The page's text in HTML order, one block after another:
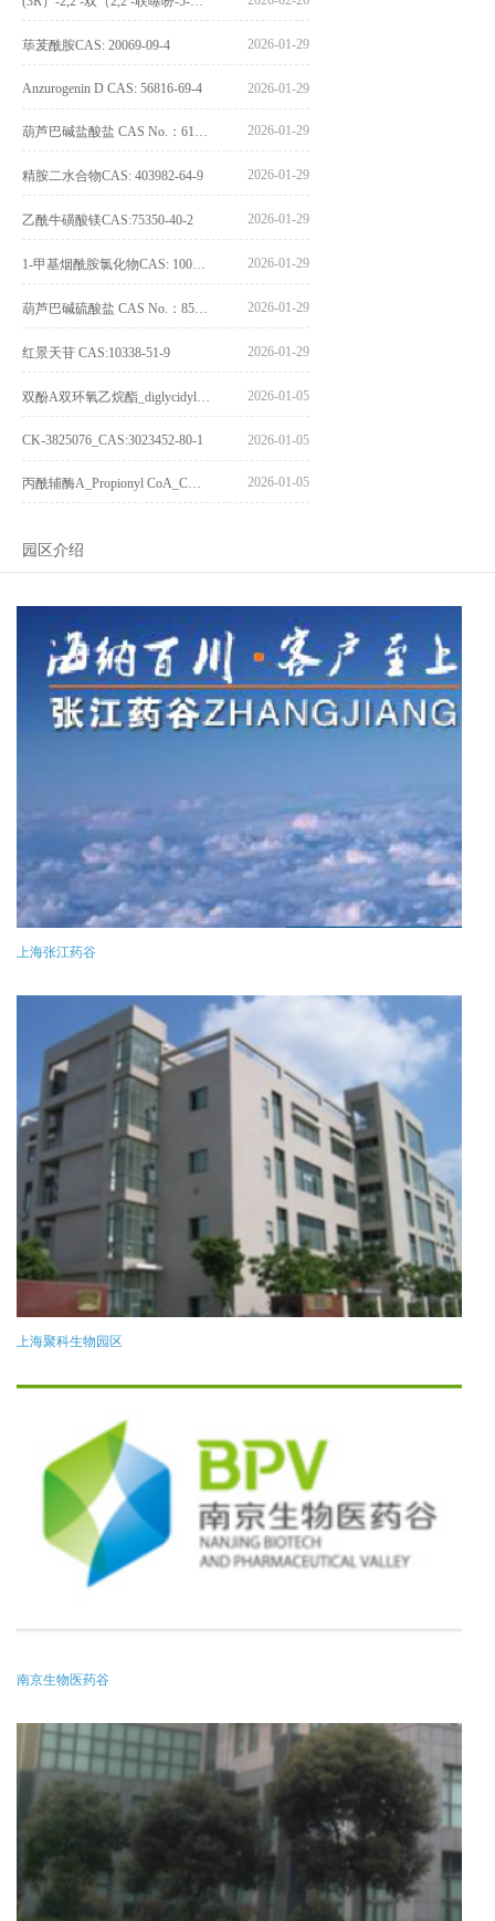
荜茇酰胺CAS: 20069-09-4 2026-01-29
Anzurogenin D CAS: 56816-69-4 2026-01-29
2026-01-29
精胺二水合物CAS: 403982-64-9 2026-01-29
乙酰牛磺酸镁CAS:75350-40-2 2026-01-29
2026-01-29
2026-01-29
红景天苷 CAS:10338-51-9 2026-01-29
2026-01-05
CK-3825076_CAS:3023452-80-1 2026-01-05
2026-01-05
园区介绍
上海张江药谷
上海聚科生物园区
南京生物医药谷